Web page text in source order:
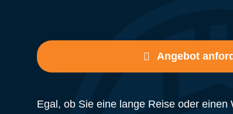
Angebot
Egal, ob Sie eine lange Reise oder einen